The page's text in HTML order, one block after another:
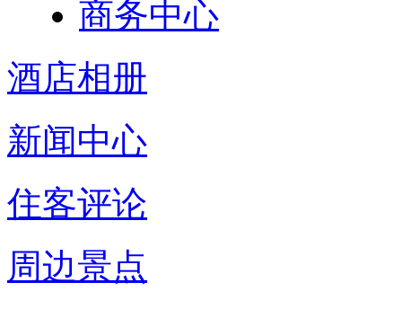
商务中心
酒店相册
新闻中心
住客评论
周边景点